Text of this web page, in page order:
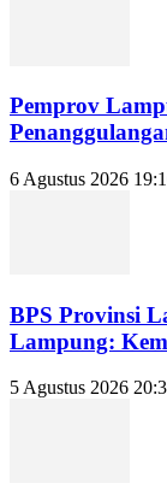
Pemprov
6 Agustus 2026
BPS Provinsi
Lampung:
5 Agustus 2026